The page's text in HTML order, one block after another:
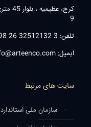
9
تلفن: 3-32512132 26 98+
ایمیل: info@arteenco.com
سایت های مرتبط
سازمان ملی استاندارد